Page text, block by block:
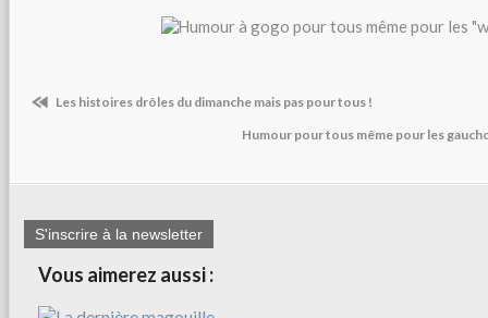
Les histoires drôles du dimanche mais pas pour tous !
Humour pour tous même pour les
S'inscrire à la newsletter
Vous aimerez aussi :